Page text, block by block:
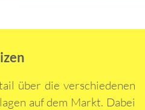
über die verschiedenen
auf dem Markt. Dabei